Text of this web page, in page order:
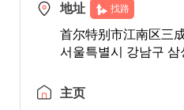
地址 找路
首尔特别市江南区三
서울특별시 강남구 삼
主页